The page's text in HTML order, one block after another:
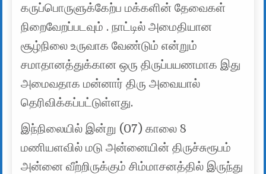
கருப்பொருளுக்கேற்ப மக்களின் தேவைகள்
நிறைவேறப்படவும் . நாட்டில் அமைதியான
சூழ்நிலை உருவாக வேண்டும் என்றும்
சமாதானத்துக்கான ஒரு திருப்பயணமாக இது
அமைவதாக மன்னார் திரு அவையால்
தெரிவிக்கப்பட்டுள்ளது.
இந்நிலையில் இன்று (07) காலை 8
மணியளவில் மடு அன்னையின் திருச்சுரூபம்
அன்னை வீற்றிருக்கும் சிம்மாசனத்தில் இருந்து